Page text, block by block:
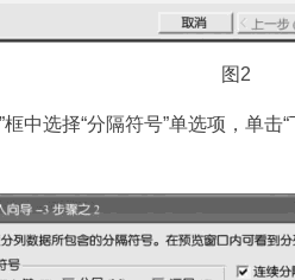
图2
中选择“分隔符号”单选项，单击